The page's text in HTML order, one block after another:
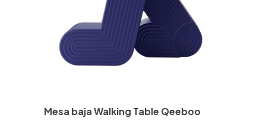
Mesa baja Walking Table Qeeboo